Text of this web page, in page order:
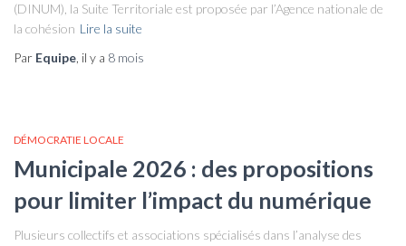
(DINUM), la Suite Territoriale est proposée par l’Agence nationale de
la cohésion Lire la suite
Par Equipe , il y a 8 mois
DÉMOCRATIE LOCALE
Municipale 2026 : des propositions
pour limiter l’impact du numérique
Plusieurs collectifs et associations spécialisés dans l’analyse des